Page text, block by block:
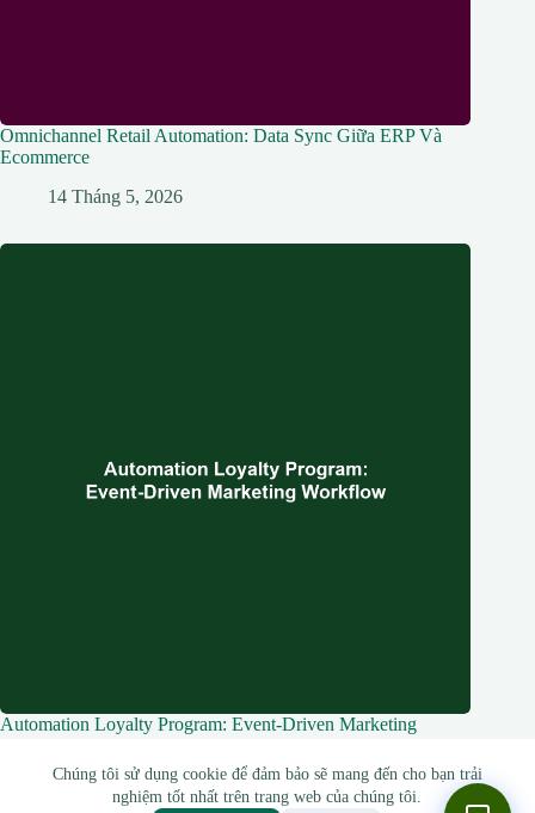
Chúng tôi sử dụng cookie để đảm bảo sẽ mang đến cho bạn trải
nghiệm tốt nhất trên trang web của chúng tôi.
Omnichannel Retail Automation: Data Sync Giữa ERP Và
Ecommerce
14 Tháng 5, 2026
Automation Loyalty Program: Event-Driven Marketing
13 Tháng 5, 2026